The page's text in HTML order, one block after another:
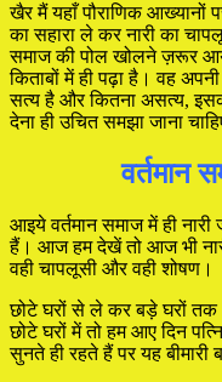
खैर मैं यहाँ पौराणिक आख्यानों
का सहारा ले कर नारी का
समाज की पोल खोलने ज़रूर
किताबों में ही पढ़ा है। वह
सत्य है और कितना असत्य,
देना ही उचित समझा जाना
वर्तमान
आइये वर्तमान समाज में ही
हैं। आज हम देखें तो आज भी
वही चापलूसी और वही शोषण।
छोटे घरों से ले कर बड़े घरों
छोटे घरों में तो हम आए दिन
सुनते ही रहते हैं पर यह बीमारी